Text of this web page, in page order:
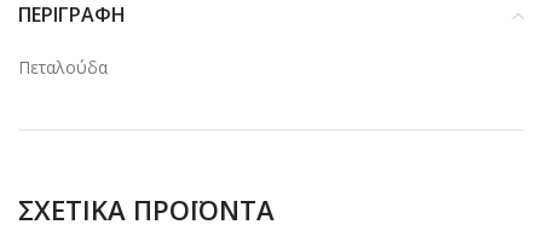
ΠΕΡΙΓΡΑΦΉ
Πεταλούδα
ΣΧΕΤΙΚΆ ΠΡΟΪΌΝΤΑ